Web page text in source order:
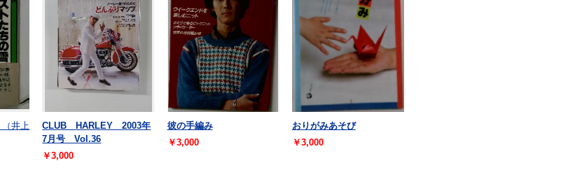
（井上
CLUB HARLEY 2003年
7月号 Vol.36
￥3,000
彼の手編み
￥3,000
おりがみあそび
￥3,000